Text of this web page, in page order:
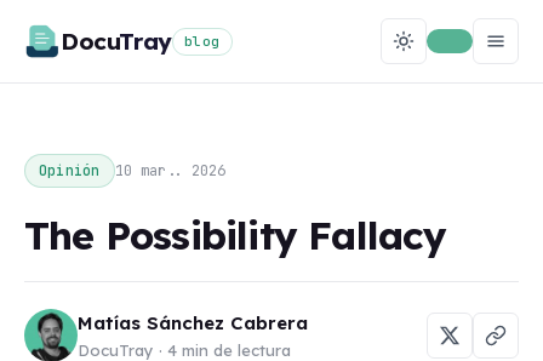
DocuTray blog
Opinión 10 mar.. 2026
The Possibility Fallacy
Matías Sánchez Cabrera
DocuTray · 4 min de lectura